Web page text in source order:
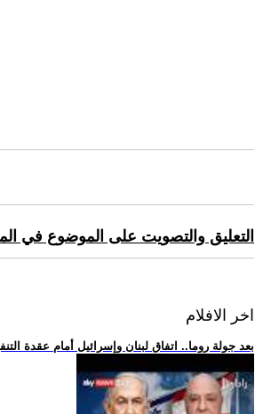
التعليق والتصويت على الموضوع في
اخر الافلام
.. بعد جولة روما.. اتفاق لبنان وإسرائيل أمام عقدة